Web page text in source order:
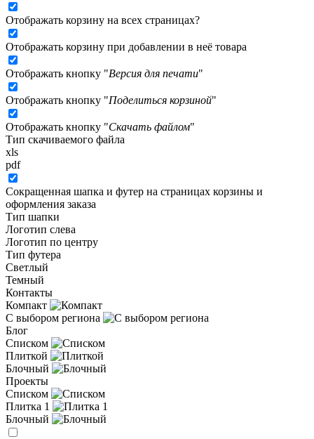
Отображать корзину на всех страницах?
Отображать корзину при добавлении в неё товара
Отображать кнопку "Версия для печати"
Отображать кнопку "Поделиться корзиной"
Отображать кнопку "Скачать файлом"
Тип скачиваемого файла
xls
pdf
Сокращенная шапка и футер на страницах корзины и
оформления заказа
Тип шапки
Логотип слева
Логотип по центру
Тип футера
Светлый
Темный
Контакты
Компакт
С выбором региона
Блог
Списком
Плиткой
Блочный
Проекты
Списком
Плитка 1
Блочный